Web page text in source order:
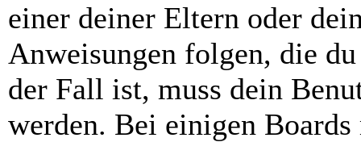
einer deiner Eltern oder
Anweisungen folgen, die
der Fall ist, muss dein
werden. Bei einigen Boards